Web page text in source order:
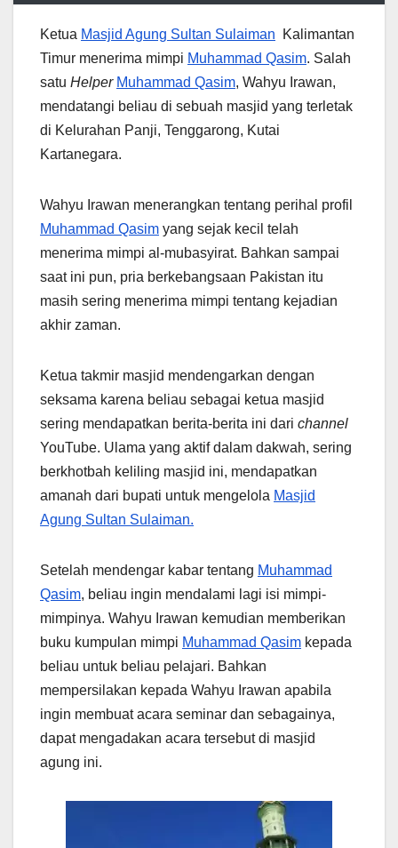
Ketua Masjid Agung Sultan Sulaiman Kalimantan
Timur menerima mimpi Muhammad Qasim. Salah
satu Helper Muhammad Qasim, Wahyu Irawan,
mendatangi beliau di sebuah masjid yang terletak
di Kelurahan Panji, Tenggarong, Kutai
Kartanegara.
Wahyu Irawan menerangkan tentang perihal profil
Muhammad Qasim yang sejak kecil telah
menerima mimpi al-mubasyirat. Bahkan sampai
saat ini pun, pria berkebangsaan Pakistan itu
masih sering menerima mimpi tentang kejadian
akhir zaman.
Ketua takmir masjid mendengarkan dengan
seksama karena beliau sebagai ketua masjid
sering mendapatkan berita-berita ini dari channel
YouTube. Ulama yang aktif dalam dakwah, sering
berkhotbah keliling masjid ini, mendapatkan
amanah dari bupati untuk mengelola Masjid
Agung Sultan Sulaiman.
Setelah mendengar kabar tentang Muhammad
Qasim, beliau ingin mendalami lagi isi mimpi-
mimpinya. Wahyu Irawan kemudian memberikan
buku kumpulan mimpi Muhammad Qasim kepada
beliau untuk beliau pelajari. Bahkan
mempersilakan kepada Wahyu Irawan apabila
ingin membuat acara seminar dan sebagainya,
dapat mengadakan acara tersebut di masjid
agung ini.